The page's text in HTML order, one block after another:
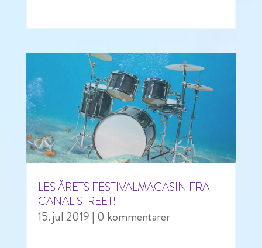
LES ÅRETS FESTIVALMAGASIN FRA
CANAL STREET!
15. jul 2019 | 0 kommentarer